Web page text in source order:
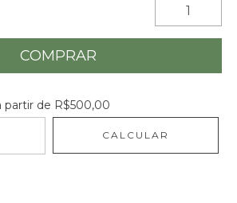
R$500,00
partir de R$500,00
CALCULAR